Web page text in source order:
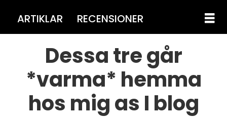
ARTIKLAR RECENSIONER
Dessa tre går
*varma* hemma
hos mig as I blog